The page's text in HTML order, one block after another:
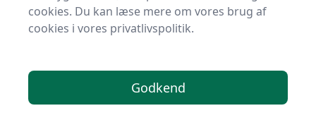
Terrasseoverdækninger
- 22 på lager
Forestil dig at kunne sidde udenfor hele året rundt,
uanset vejret, uden at bekymre dig om regnbyger eller
cookies. Du kan læse mere om vores brug af
cookies i vores privatlivspolitik.
Godkend